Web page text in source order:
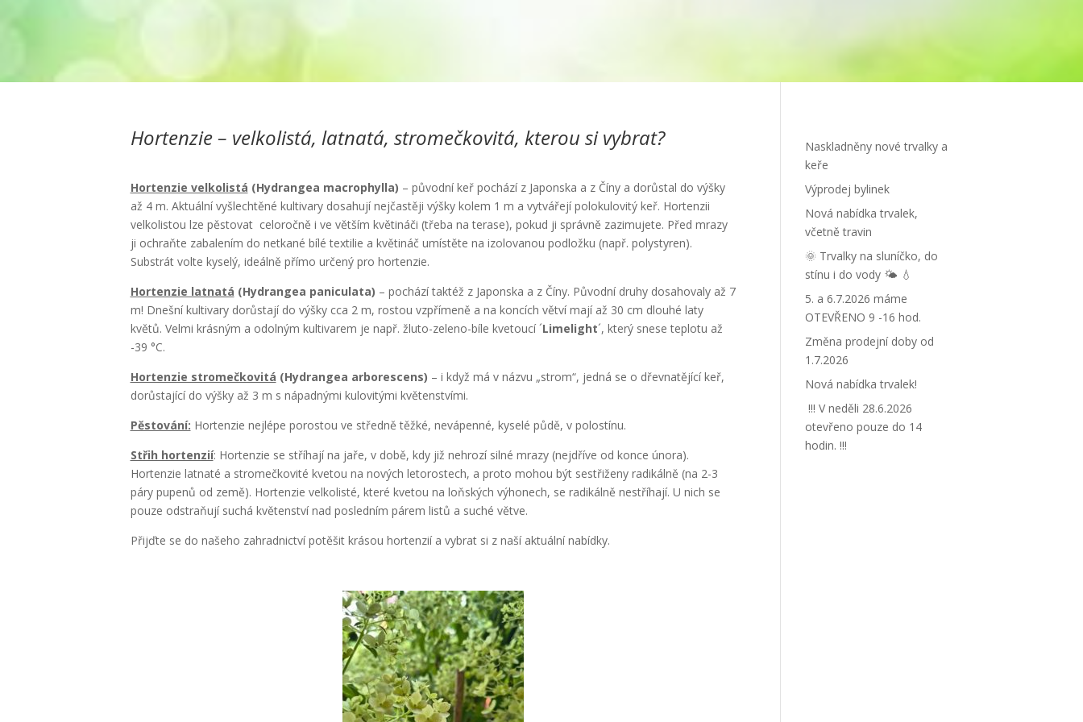
Hortenzie – velkolistá, latnatá, stromečkovitá, kterou si vybrat?
Hortenzie velkolistá (Hydrangea macrophylla) – původní keř pochází z Japonska a z Číny a dorůstal do výšky
až 4 m. Aktuální vyšlechtěné kultivary dosahují nejčastěji výšky kolem 1 m a vytvářejí polokulovitý keř. Hortenzii
velkolistou lze pěstovat celoročně i ve větším květináči (třeba na terase), pokud ji správně zazimujete. Před mrazy
ji ochraňte zabalením do netkané bílé textilie a květináč umístěte na izolovanou podložku (např. polystyren).
Substrát volte kyselý, ideálně přímo určený pro hortenzie.
Hortenzie latnatá (Hydrangea paniculata) – pochází taktéž z Japonska a z Číny. Původní druhy dosahovaly až 7
m! Dnešní kultivary dorůstají do výšky cca 2 m, rostou vzpřímeně a na koncích větví mají až 30 cm dlouhé laty
květů. Velmi krásným a odolným kultivarem je např. žluto-zeleno-bíle kvetoucí ´Limelight´, který snese teplotu až
-39 °C.
Hortenzie stromečkovitá (Hydrangea arborescens) – i když má v názvu „strom“, jedná se o dřevnatějící keř,
dorůstající do výšky až 3 m s nápadnými kulovitými květenstvími.
Pěstování: Hortenzie nejlépe porostou ve středně těžké, nevápenné, kyselé půdě, v polostínu.
Střih hortenzií: Hortenzie se stříhají na jaře, v době, kdy již nehrozí silné mrazy (nejdříve od konce února).
Hortenzie latnaté a stromečkovité kvetou na nových letorostech, a proto mohou být sestřiženy radikálně (na 2-3
páry pupenů od země). Hortenzie velkolisté, které kvetou na loňských výhonech, se radikálně nestříhají. U nich se
pouze odstraňují suchá květenství nad posledním párem listů a suché větve.
Přijďte se do našeho zahradnictví potěšit krásou hortenzií a vybrat si z naší aktuální nabídky.
Naskladněny nové trvalky a
keře
Výprodej bylinek
Nová nabídka trvalek,
včetně travin
🌞 Trvalky na sluníčko, do
stínu i do vody 🌤 💧
5. a 6.7.2026 máme
OTEVŘENO 9 -16 hod.
Změna prodejní doby od
1.7.2026
Nová nabídka trvalek!
!!! V neděli 28.6.2026
otevřeno pouze do 14
hodin. !!!